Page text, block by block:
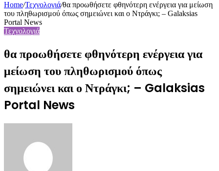
Home/Τεχνολογιά/θα προωθήσετε φθηνότερη ενέργεια για μείωση
του πληθωρισμού όπως σημειώνει και ο Ντράγκι; – Galaksias
Portal News
Τεχνολογιά
θα προωθήσετε φθηνότερη ενέργεια για
μείωση του πληθωρισμού όπως
σημειώνει και ο Ντράγκι; – Galaksias
Portal News